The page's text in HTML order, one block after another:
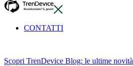
CONTATTI
Scopri TrenDevice Blog: le ultime novità